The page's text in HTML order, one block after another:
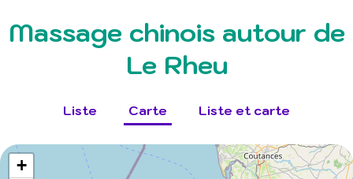
Massage chinois autour de
Le Rheu
Liste Carte Liste et carte
+